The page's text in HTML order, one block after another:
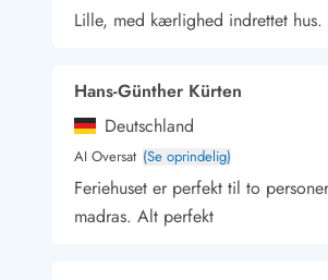
Historiske museer
Kunsthåndværk og gallerier
Sandskulpturfestival
Hold jul i sommerhuset
Vikingetiden i Danmark
Lille, med kærlighed indrettet
Hans-Günther Kürten
Deutschland
AI Oversat (Se oprindelig)
Feriehuset er perfekt til to
madras. Alt perfekt